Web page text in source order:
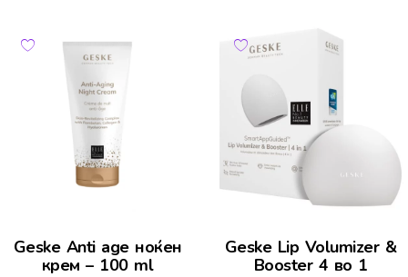
Geske Anti age ноќен
крем – 100 ml
Geske Lip Volumizer &
Booster 4 во 1